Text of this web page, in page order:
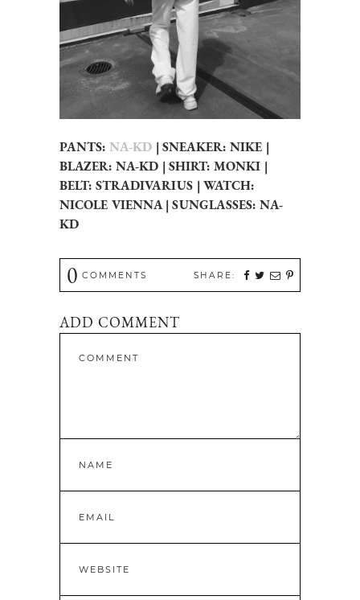
PANTS: NA-KD | SNEAKER: NIKE |
BLAZER: NA-KD | SHIRT: MONKI |
BELT: STRADIVARIUS | WATCH:
NICOLE VIENNA | SUNGLASSES: NA-
KD
0 COMMENTS SHARE:
ADD COMMENT